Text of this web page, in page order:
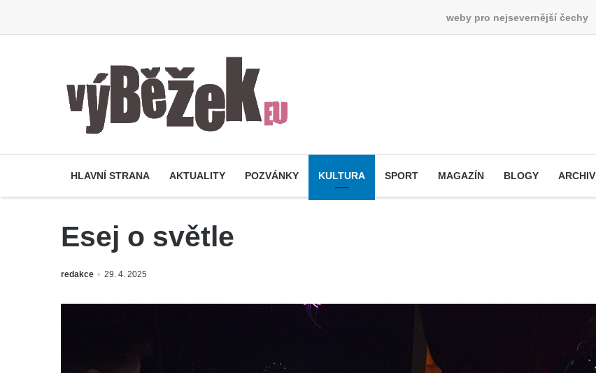
weby pro nejsevernější čechy
HLAVNÍ STRANA AKTUALITY POZVÁNKY KULTURA SPORT MAGAZÍN BLOGY ARCHIV
Esej o světle
redakce 29. 4. 2025